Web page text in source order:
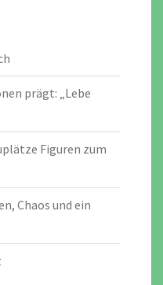
prägt: „Lebe
Figuren zum
Chaos und ein